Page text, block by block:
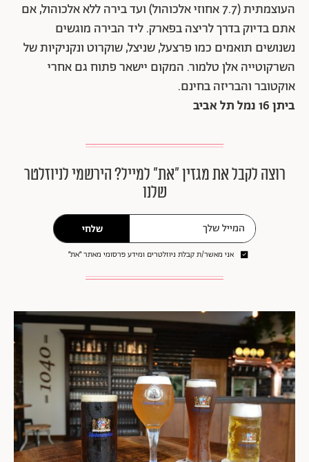
העוצמתית (7.7 אחוזי אלכוהול) ועד בירה ללא אלכוהול, אם
אתם בדיוק בדרך לריצה בפארק. ליד הבירה מוגשים
נשנושים תואמים כמו פרצעל, שניצל, שוקרוט ונקניקיות של
השרקוטייה אלן טלמור. המקום יישאר פתוח גם אחרי
אוקטובר והבריזה בחינם.
ביתן 16 נמל תל אביב
רוצה לקבל את מגזין ״את״ למייל? הירשמי לניוזלטר
שלנו
שלחי
אני מאשר/ת קבלת ניוזלטרים ומידע פרסומי מאתר ״את״